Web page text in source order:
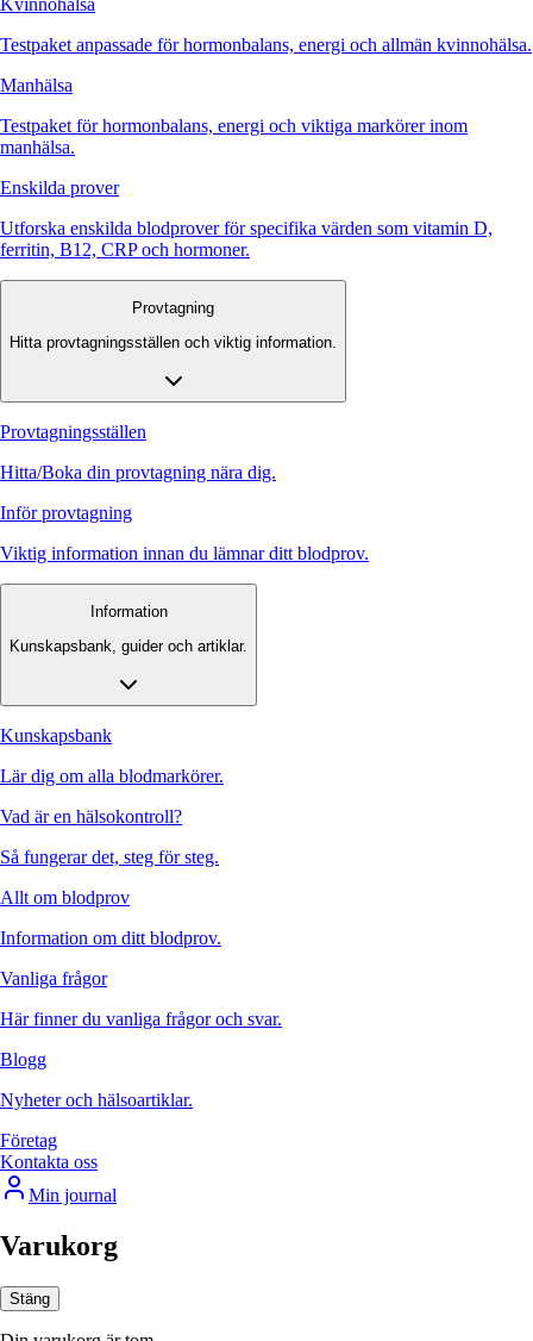
Kvinnohälsa
Testpaket anpassade för hormonbalans, energi och allmän kvinnohälsa.
Manhälsa
Testpaket för hormonbalans, energi och viktiga markörer inom
manhälsa.
Enskilda prover
Utforska enskilda blodprover för specifika värden som vitamin D,
ferritin, B12, CRP och hormoner.
Provtagning
Hitta provtagningsställen och viktig information.
Provtagningsställen
Hitta/Boka din provtagning nära dig.
Inför provtagning
Viktig information innan du lämnar ditt blodprov.
Information
Kunskapsbank, guider och artiklar.
Kunskapsbank
Lär dig om alla blodmarkörer.
Vad är en hälsokontroll?
Så fungerar det, steg för steg.
Allt om blodprov
Information om ditt blodprov.
Vanliga frågor
Här finner du vanliga frågor och svar.
Blogg
Nyheter och hälsoartiklar.
Företag
Kontakta oss
Min journal
Varukorg
Stäng